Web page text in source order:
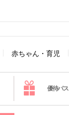
赤ちゃん・育児
優待パス